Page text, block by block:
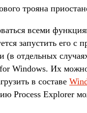
трояна
всеми
запустить его с
(в отдельных
Windows. Их
в составе
Process Explorer